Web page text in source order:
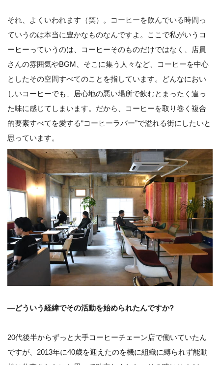
それ、よくいわれます（笑）。コーヒーを飲んでいる時間っ
ていうのは本当に豊かなものなんですよ。ここで私がいうコ
ーヒーっていうのは、コーヒーそのものだけではなく、店員
さんの雰囲気やBGM、そこに集う人々など、コーヒーを中心
としたその空間すべてのことを指しています。どんなにおい
しいコーヒーでも、居心地の悪い場所で飲むとまったく違っ
た味に感じてしまいます。だから、コーヒーを取り巻く複合
的要素すべてを愛する“コーヒーラバー”で溢れる街にしたいと
思っています。
—どういう経緯でその活動を始められたんですか?
20代後半からずっと大手コーヒーチェーン店で働いていたん
ですが、2013年に40歳を迎えたのを機に組織に縛られず能動